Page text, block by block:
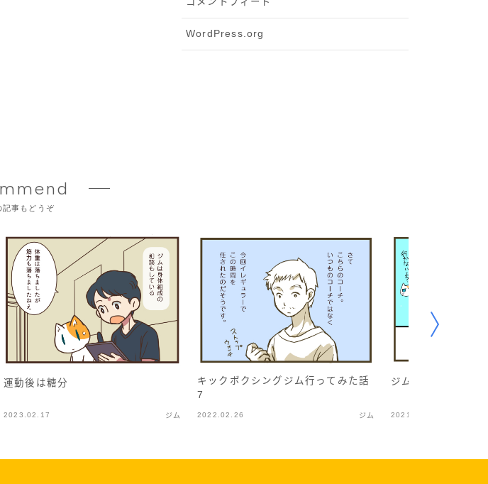
WordPress.org
記事もどうぞ
運動後は糖分
2023.02.17 ジム
キックボクシングジム行ってみた話
7
2022.02.26 ジム
ジムを始める1
2021.04.11